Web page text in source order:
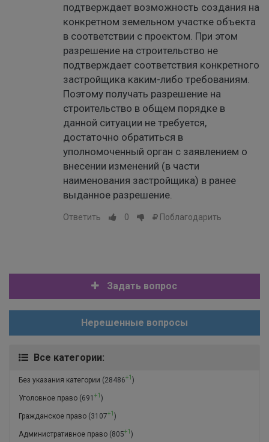
подтверждает возможность создания на
конкретном земельном участке объекта
в соответствии с проектом. При этом
разрешение на строительство не
подтверждает соответствия конкретного
застройщика каким-либо требованиям.
Поэтому получать разрешение на
строительство в общем порядке в
данной ситуации не требуется,
достаточно обратиться в
уполномоченный орган с заявлением о
внесении изменений (в части
наименования застройщика) в ранее
выданное разрешение.
Ответить 0 Поблагодарить
Задать вопрос
Нерешенные вопросы
Все категории:
Без указания категории (28486+1 )
Уголовное право (691 +1 )
Гражданское право (3107+1 )
Административное право (805+1 )